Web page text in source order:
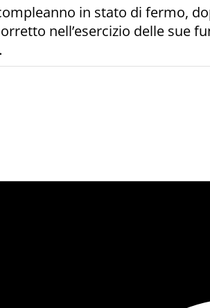
in stato di fermo,
nell’esercizio delle sue